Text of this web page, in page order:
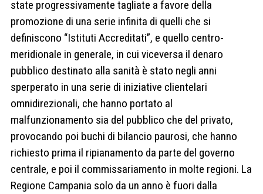
state progressivamente tagliate a favore della
promozione di una serie infinita di quelli che si
definiscono “Istituti Accreditati”, e quello centro-
meridionale in generale, in cui viceversa il denaro
pubblico destinato alla sanità è stato negli anni
sperperato in una serie di iniziative clientelari
omnidirezionali, che hanno portato al
malfunzionamento sia del pubblico che del privato,
provocando poi buchi di bilancio paurosi, che hanno
richiesto prima il ripianamento da parte del governo
centrale, e poi il commissariamento in molte regioni. La
Regione Campania solo da un anno è fuori dalla